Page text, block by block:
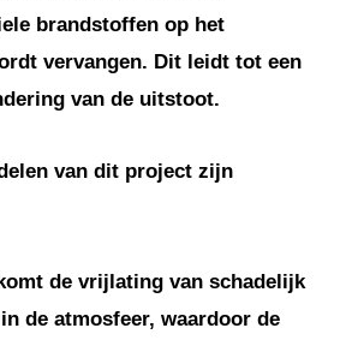
brandstoffen op het
vervangen. Dit leidt tot een
van de uitstoot.
van dit project zijn
de vrijlating van schadelijk
de atmosfeer, waardoor de